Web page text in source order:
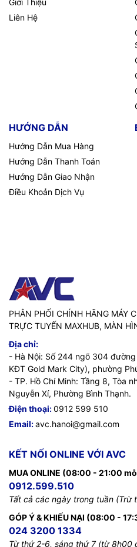
Liên Hệ
HƯỚNG DẪN
Hướng Dẫn Mua Hàng
Hướng Dẫn Thanh Toán
Hướng Dẫn Giao Nhận
Điều Khoản Dịch Vụ
PHÂN PHỐI CHÍNH HÃNG MÁY
TRỰC TUYẾN MAXHUB, MÀN
Địa chỉ:
- Hà Nội: Số 244 ngõ 304
KĐT Gold Mark City), phường
- TP. Hồ Chí Minh: Tầng 8, Tòa
Nguyễn Xí, Phường Bình Thạnh.
Điện thoại:0912 599 510
Email:avc.hanoi@gmail.com
KẾT NỐI ONLINE VỚI AVC
MUA ONLINE (08:00 - 21:00
0912.599.510
Tất cả các ngày trong tuần (Trừ
GÓP Ý & KHIẾU NẠI (08:00 -
024 3200 1334
Từ thứ 2-6, sáng thứ 7 (từ 8h00